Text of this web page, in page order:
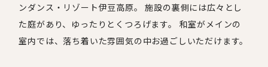
ンダンス・リゾート伊豆高原。 施設の裏側には広々とし
た庭があり、ゆったりとくつろげます。 和室がメインの
室内では、落ち着いた雰囲気の中お過ごしいただけます。